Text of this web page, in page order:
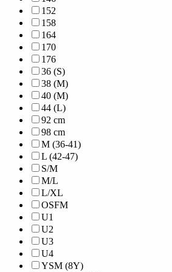
152
158
164
170
176
36 (S)
38 (M)
40 (M)
44 (L)
92 cm
98 cm
M (36-41)
L (42-47)
S/M
M/L
L/XL
OSFM
U1
U2
U3
U4
YSM (8Y)